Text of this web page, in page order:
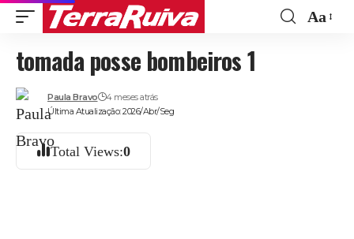
Aa
tomada posse bombeiros 1
Última Atualização: 2026/Abr/Seg
Paula Bravo 4 meses atrás
Total Views:0